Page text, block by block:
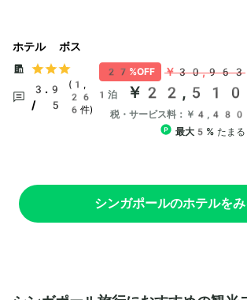
ホテル ボス
3.9
/ 5
(1,
26
6件)
27%OFF ￥30,963
1泊 ￥22,510
税・サービス料：￥4,480
最大5% たまる
シンガポールのホテルを